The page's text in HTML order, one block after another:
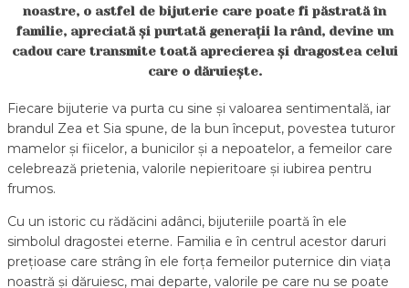
noastre, o astfel de bijuterie care poate fi păstrată în
familie, apreciată și purtată generații la rând, devine un
cadou care transmite toată aprecierea și dragostea celui
care o dăruiește.
Fiecare bijuterie va purta cu sine și valoarea sentimentală, iar
brandul Zea et Sia spune, de la bun început, povestea tuturor
mamelor și fiicelor, a bunicilor și a nepoatelor, a femeilor care
celebrează prietenia, valorile nepieritoare și iubirea pentru
frumos.
Cu un istoric cu rădăcini adânci, bijuteriile poartă în ele
simbolul dragostei eterne. Familia e în centrul acestor daruri
prețioase care strâng în ele forța femeilor puternice din viața
noastră și dăruiesc, mai departe, valorile pe care nu se poate